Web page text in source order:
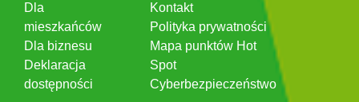
Dla
mieszkańców
Dla biznesu
Deklaracja
dostępności
Kontakt
Polityka prywatności
Mapa punktów Hot
Spot
Cyberbezpieczeństwo